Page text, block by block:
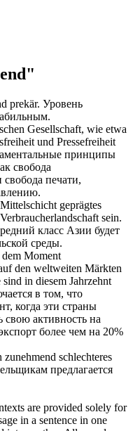
prekär. Уровень
Gesellschaft, wie etwa
und Pressefreiheit
принципы
свобода
печати,
geprägtes
sein.
класс Азии будет
среды.
Moment
den weltweiten Märkten
in diesem Jahrzehnt
в том, что
когда эти страны
свою активность на
более чем на 20%
zunehmend schlechteres
предлагается
are provided solely for
in a sentence in one